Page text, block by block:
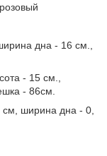
дна - 16 см.,
- 15 см.,
- 86см.
см, ширина дна - 0,